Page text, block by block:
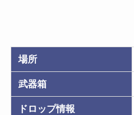
場所
武器箱
ドロップ情報